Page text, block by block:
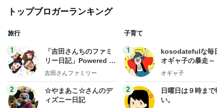
トップブロガーランキング
旅行
1
「吉田さんちのファミ
リー日記」Powered b
y Ameba 吉田さんファ
ミリーオフィシャルブ
ログ
吉田さんファミリー
2
☆やまあこ☆さんのデ
ィズニー日記
子育て
1
kosodatefulな毎
オギャ子の暴走～
オギャ子
2
日曜日は９時まで
い。